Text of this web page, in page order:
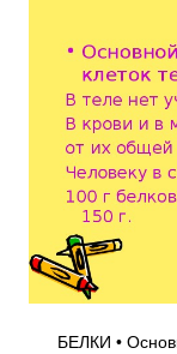
БЕЛКИ •